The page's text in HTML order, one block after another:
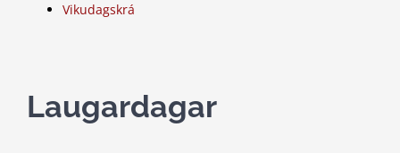
Vikudagskrá
Laugardagar